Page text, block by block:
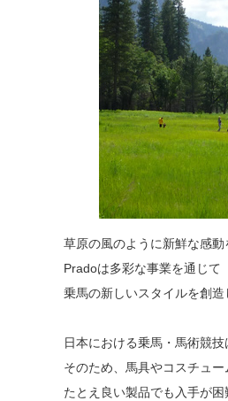
草原の風のように新鮮な感動
Pradoは多彩な事業を通じて
乗馬の新しいスタイルを創造
日本における乗馬・馬術競
そのため、馬具やコスチュ
たとえ良い製品でも入手が